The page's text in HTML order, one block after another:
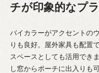
チが印象的なプ
バイカラーがアクセントの
りも良好。屋外家具も配置
スペースとしても活用でき
し窓からポーチに出入りも